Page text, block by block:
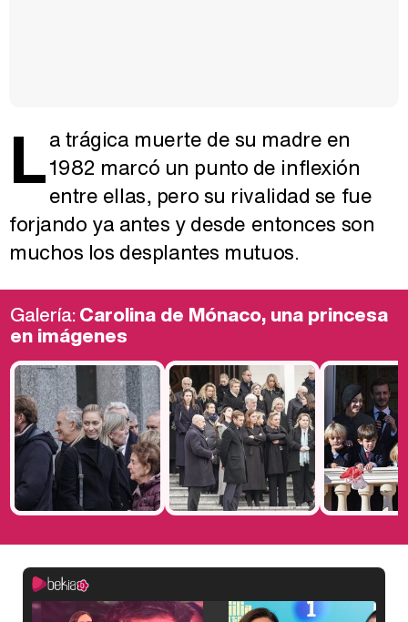
La trágica muerte de su madre en
1982 marcó un punto de inflexión
entre ellas, pero su rivalidad se fue
forjando ya antes y desde entonces son
muchos los desplantes mutuos.
Galería:Carolina de Mónaco, una princesa
en imágenes